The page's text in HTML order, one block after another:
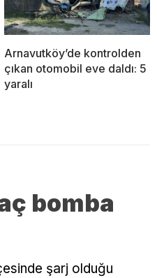
Arnavutköy’de kontrolden
çıkan otomobil eve daldı: 5
yaralı
bomba
şarj olduğu